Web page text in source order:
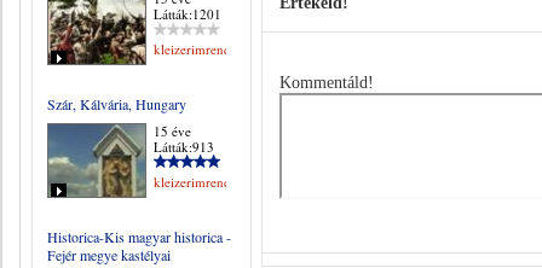
Látták:1201
kleizerimrene
Szár, Kálvária, Hungary
15 éve
Látták:913
kleizerimrene
Historica-Kis magyar historica -
Fejér megye kastélyai
Kommentáld!